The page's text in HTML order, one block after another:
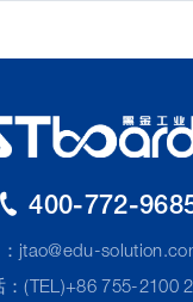
400-772-
jtao@edu-
：(TEL)+86 755-2100